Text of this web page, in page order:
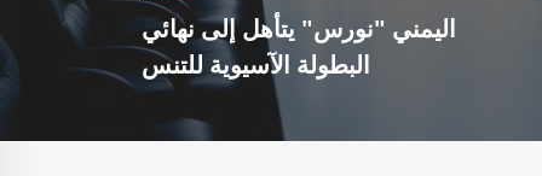
اليمني "نورس" يتأهل إلى نهائي
البطولة الآسيوية للتنس